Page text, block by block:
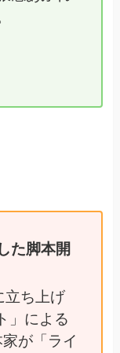
た脚本開
立ち上げ
」による
が「ライ